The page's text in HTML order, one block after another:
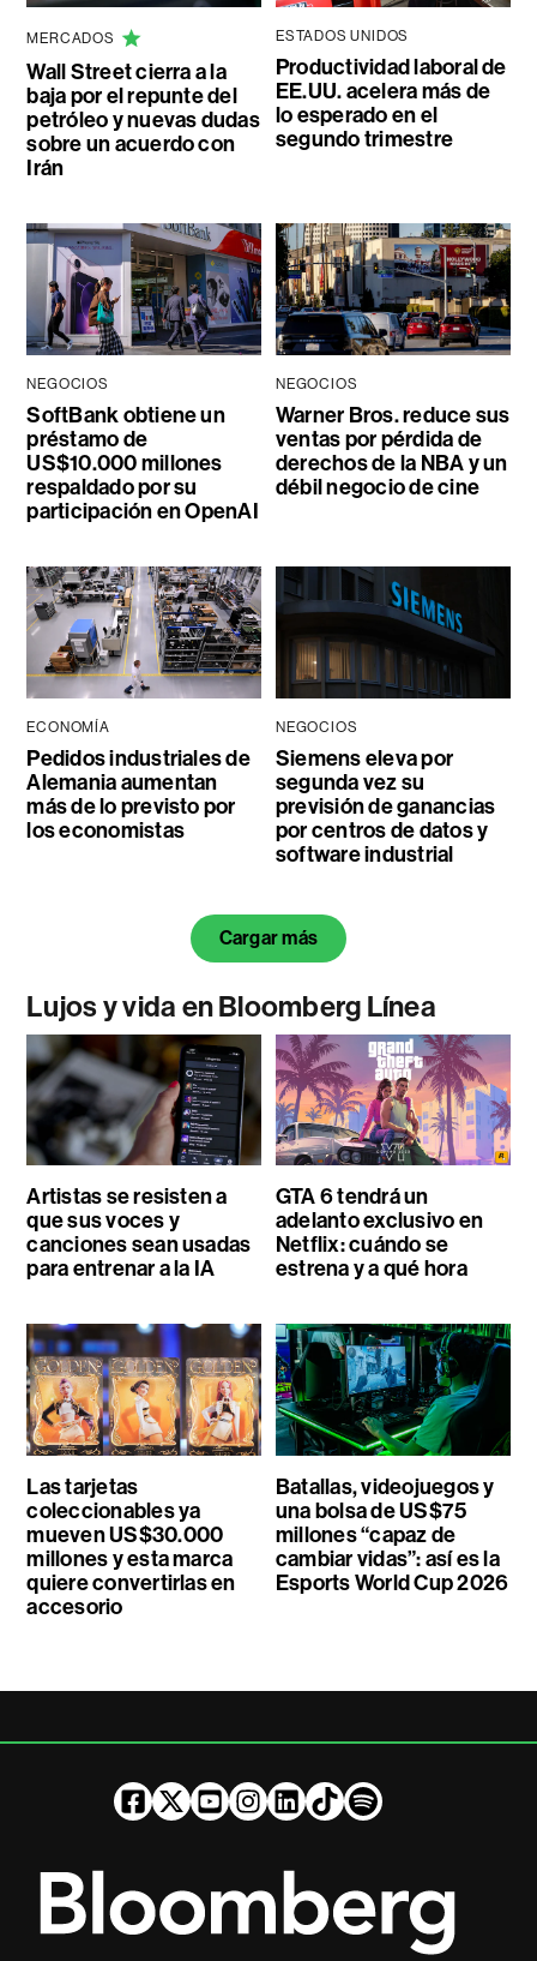
MERCADOS
Wall Street cierra a la
baja por el repunte del
petróleo y nuevas dudas
sobre un acuerdo con
Irán
ESTADOS UNIDOS
Productividad laboral de
EE.UU. acelera más de
lo esperado en el
segundo trimestre
NEGOCIOS
SoftBank obtiene un
préstamo de
US$10.000 millones
respaldado por su
participación en OpenAI
NEGOCIOS
Warner Bros. reduce sus
ventas por pérdida de
derechos de la NBA y un
débil negocio de cine
ECONOMÍA
Pedidos industriales de
Alemania aumentan
más de lo previsto por
los economistas
NEGOCIOS
Siemens eleva por
segunda vez su
previsión de ganancias
por centros de datos y
software industrial
Cargar más
Lujos y vida en Bloomberg Línea
Artistas se resisten a
que sus voces y
canciones sean usadas
para entrenar a la IA
GTA 6 tendrá un
adelanto exclusivo en
Netflix: cuándo se
estrena y a qué hora
Las tarjetas
coleccionables ya
mueven US$30.000
millones y esta marca
quiere convertirlas en
accesorio
Batallas, videojuegos y
una bolsa de US$75
millones “capaz de
cambiar vidas”: así es la
Esports World Cup 2026